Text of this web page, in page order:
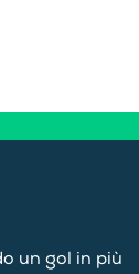
un gol in più